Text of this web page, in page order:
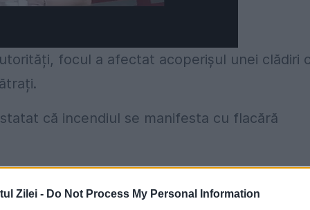
Zilei - Do Not Process My Personal Information
focul a afectat acoperișul unei clădiri
că incendiul se manifesta cu flacără
15
de la înălțime, Detașamentul Special de